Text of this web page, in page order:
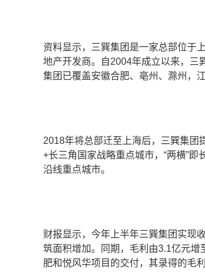
资料显示，三巽集团是一家总部位于
地产开发商。自2004年成立以来，三
集团已覆盖安徽合肥、亳州、滁州，
2018年将总部迁至上海后，三巽集团
+长三角国家战略重点城市，“两横”
沿线重点城市。
财报显示，今年上半年三巽集团实现
筑面积增加。同期，毛利由3.1亿元
肥和悦风华项目的交付，其录得的毛利